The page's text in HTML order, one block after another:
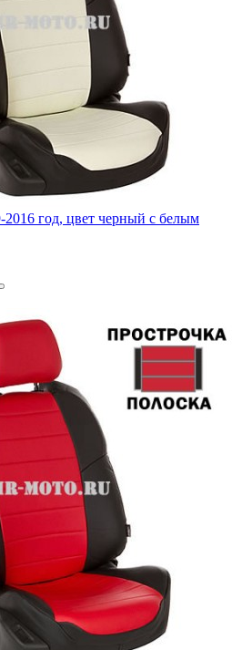
год, цвет черный с белым